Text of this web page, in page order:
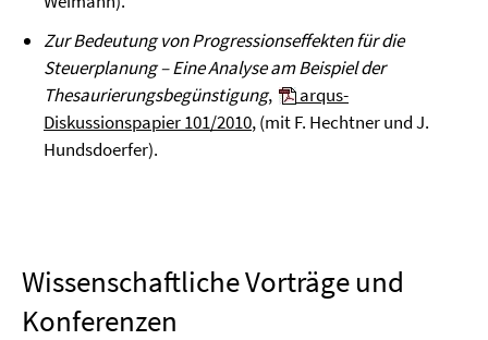
Zur Bedeutung von Progressionseffekten für die
Steuerplanung – Eine Analyse am Beispiel der
Thesaurierungsbegünstigung,
arqus-
Diskussionspapier 101/2010, (mit F. Hechtner und J.
Hundsdoerfer).
Wissenschaftliche Vorträge und
Konferenzen